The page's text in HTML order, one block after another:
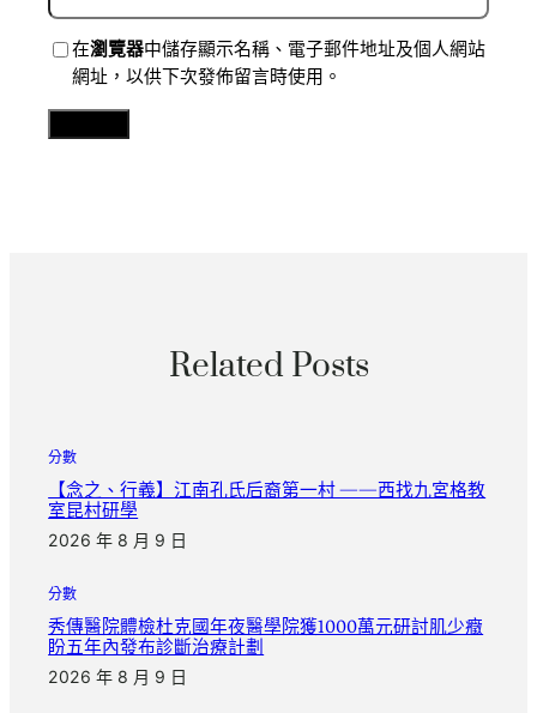
在瀏覽器中儲存顯示名稱、電子郵件地址及個人網站
網址，以供下次發佈留言時使用。
Related Posts
分數
【念之、行義】江南孔氏后裔第一村 ——西找九宮格教
室昆村研學
2026 年 8 月 9 日
分數
秀傳醫院體檢杜克國年夜醫學院獲1000萬元研討肌少癥
盼五年內發布診斷治療計劃
2026 年 8 月 9 日